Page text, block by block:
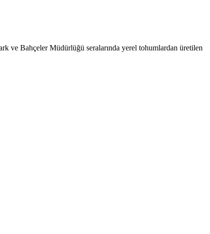
ve Bahçeler Müdürlüğü seralarında yerel tohumlardan üretilen